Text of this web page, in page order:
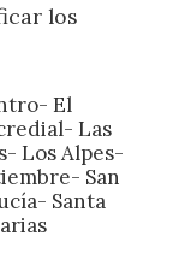
los
El
Las
Los Alpes-
San
Santa